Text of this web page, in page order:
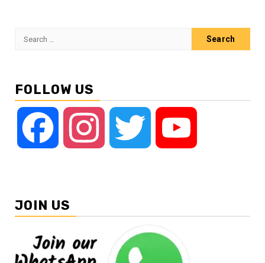
Search
FOLLOW US
Facebook Instagram Twitter
JOIN US